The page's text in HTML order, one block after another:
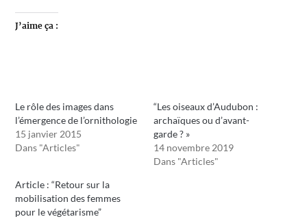
J’aime ça :
Le rôle des images dans
l’émergence de l’ornithologie
15 janvier 2015
Dans "Articles"
“Les oiseaux d’Audubon :
archaïques ou d’avant-
garde ? »
14 novembre 2019
Dans "Articles"
Article : “Retour sur la
mobilisation des femmes
pour le végétarisme”